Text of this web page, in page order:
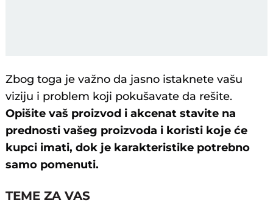
Zbog toga je važno da jasno istaknete vašu
viziju i problem koji pokušavate da rešite.
Opišite vaš proizvod i akcenat stavite na
prednosti vašeg proizvoda i koristi koje će
kupci imati, dok je karakteristike potrebno
samo pomenuti.
TEME ZA VAS